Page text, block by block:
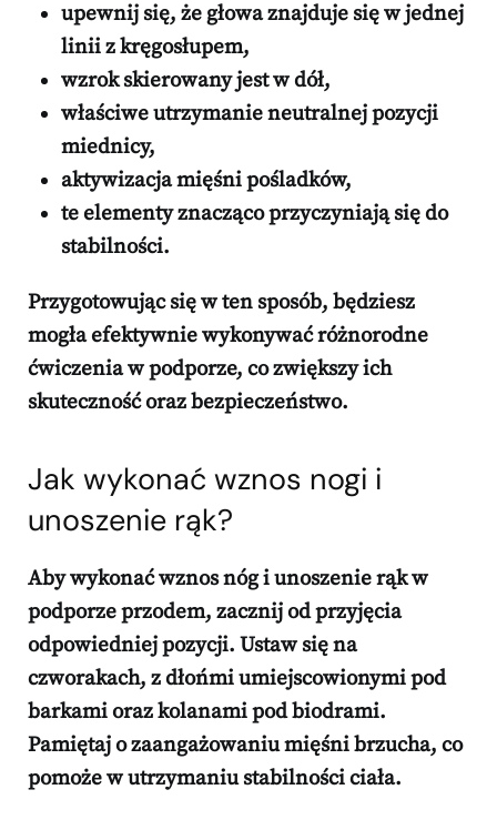
upewnij się, że głowa znajduje się w jednej
linii z kręgosłupem,
wzrok skierowany jest w dół,
właściwe utrzymanie neutralnej pozycji
miednicy,
aktywizacja mięśni pośladków,
te elementy znacząco przyczyniają się do
stabilności.
Przygotowując się w ten sposób, będziesz
mogła efektywnie wykonywać różnorodne
ćwiczenia w podporze, co zwiększy ich
skuteczność oraz bezpieczeństwo.
Jak wykonać wznos nogi i
unoszenie rąk?
Aby wykonaćwznos nógiunoszenie rąkw
podporze przodem, zacznij od przyjęcia
odpowiedniej pozycji. Ustaw się na
czworakach, z dłońmi umiejscowionymi pod
barkami oraz kolanami pod biodrami.
Pamiętaj o zaangażowaniumięśni brzucha, co
pomoże w utrzymaniu stabilności ciała.